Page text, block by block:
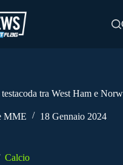
tra West Ham e
MME 18 Gennaio 2024
Calcio